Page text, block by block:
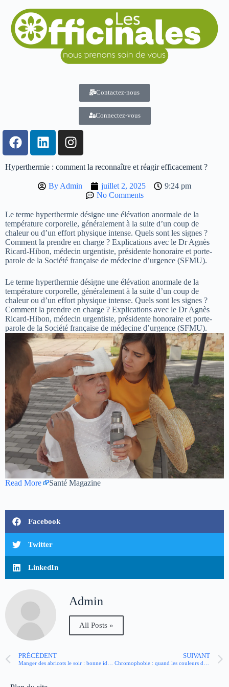
Contactez-nous
Connectez-vous
Hyperthermie : comment la reconnaître et réagir efficacement ?
By Admin juillet 2, 2025
9:24 pm
No Comments
Le terme hyperthermie désigne une élévation anormale de la
température corporelle, généralement à la suite d’un coup de
chaleur ou d’un effort physique intense. Quels sont les signes ?
Comment la prendre en charge ? Explications avec le Dr Agnès
Ricard-Hibon, médecin urgentiste, présidente honoraire et porte-
parole de la Société française de médecine d’urgence (SFMU).
Le terme hyperthermie désigne une élévation anormale de la
température corporelle, généralement à la suite d’un coup de
chaleur ou d’un effort physique intense. Quels sont les signes ?
Comment la prendre en charge ? Explications avec le Dr Agnès
Ricard-Hibon, médecin urgentiste, présidente honoraire et porte-
parole de la Société française de médecine d’urgence (SFMU).
Read More Santé Magazine
Facebook
Twitter
LinkedIn
Admin
All Posts »
PRÉCÉDENT
Manger des abricots le soir : bonne idée ou pas ?
SUIVANT
Chromophobie : quand les couleurs deviennent source d’angoisse